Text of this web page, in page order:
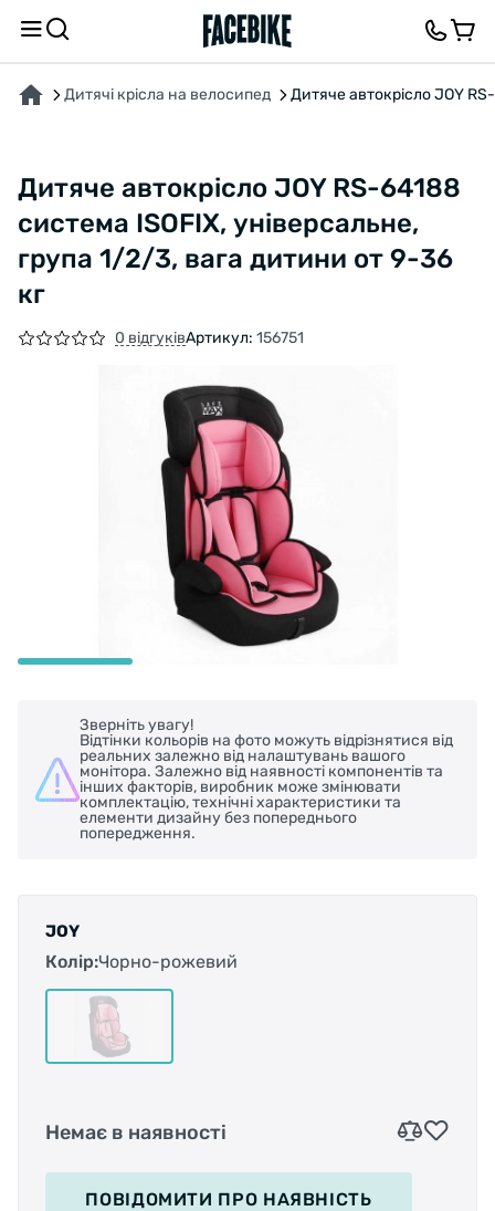
Дитячі крісла на велосипед Дитяче автокрісло JOY
Дитяче автокрісло JOY RS-64188
система ISOFIX, універсальне,
група 1/2/3, вага дитини от 9-36
кг
0 відгуківАртикул: 156751
Зверніть увагу!
Відтінки кольорів на фото можуть відрізнятися від
реальних залежно від налаштувань вашого
монітора. Залежно від наявності компонентів та
інших факторів, виробник може змінювати
комплектацію, технічні характеристики та
елементи дизайну без попереднього
попередження.
JOY
Колір:Чорно-рожевий
Немає в наявності
ПОВІДОМИТИ ПРО НАЯВНІСТЬ
ПРО ТОВАР ХАРАКТЕРИСТИКИВІДГУКИ ТА ЗАПИТАННЯ